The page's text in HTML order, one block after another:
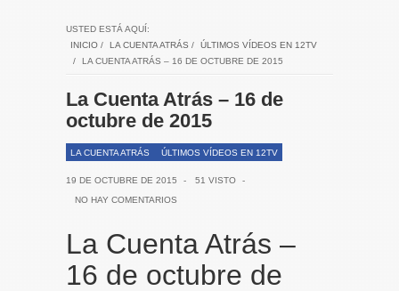
USTED ESTÁ AQUÍ:
INICIO / LA CUENTA ATRÁS /
ÚLTIMOS VÍDEOS EN 12TV
/
LA CUENTA ATRÁS – 16 DE OCTUBRE DE 2015
La Cuenta Atrás – 16 de
octubre de 2015
LA CUENTA ATRÁS ÚLTIMOS VÍDEOS EN 12TV
19 DE OCTUBRE DE 2015 - 51 VISTO
-
NO HAY COMENTARIOS
La Cuenta Atrás –
16 de octubre de